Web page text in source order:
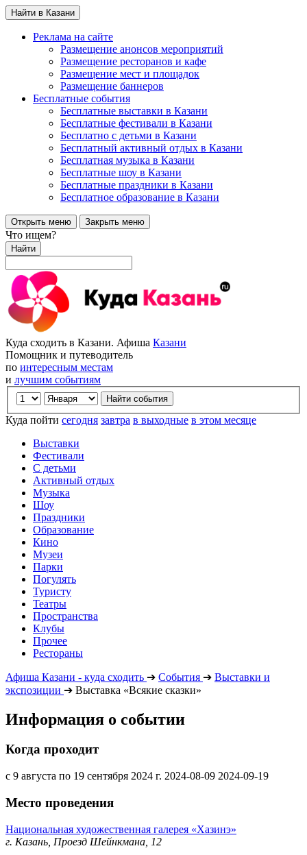
Найти в Казани
Реклама на сайте
Размещение анонсов мероприятий
Размещение ресторанов и кафе
Размещение мест и площадок
Размещение баннеров
Бесплатные события
Бесплатные выставки в Казани
Бесплатные фестивали в Казани
Бесплатно с детьми в Казани
Бесплатный активный отдых в Казани
Бесплатная музыка в Казани
Бесплатные шоу в Казани
Бесплатные праздники в Казани
Бесплатное образование в Казани
Открыть меню Закрыть меню
Что ищем?
Найти
Куда сходить в Казани. Афиша Казани
Помощник и путеводитель
по интересным местам
и лучшим событиям
Куда пойти сегодня завтра в выходные в этом месяце
Выставки
Фестивали
С детьми
Активный отдых
Музыка
Шоу
Праздники
Образование
Кино
Музеи
Парки
Погулять
Туристу
Театры
Пространства
Клубы
Прочее
Рестораны
Афиша Казани - куда сходить ➔ События ➔ Выставки и
экспозиции ➔ Выставка «Всякие сказки»
Информация о событии
Когда проходит
с 9 августа по 19 сентября 2024 г. 2024-08-09 2024-09-19
Место проведения
Национальная художественная галерея «Хазинэ»
г. Казань, Проезд Шейнкмана, 12